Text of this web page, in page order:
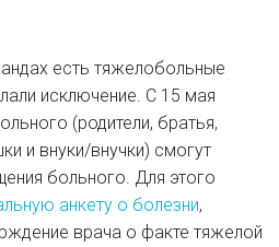
есть тяжелобольные
исключение. С 15 мая
(родители, братья,
и внуки/внучки) смогут
больного. Для этого
анкету о болезни,
врача о факте тяжелой